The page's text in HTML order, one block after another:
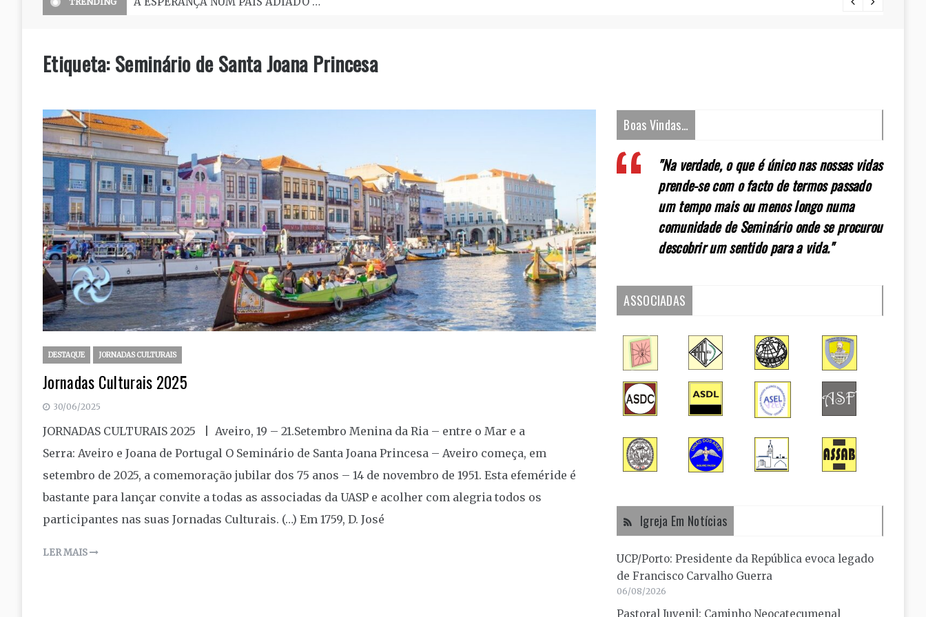
Etiqueta:Seminário de Santa Joana Princesa
DESTAQUE JORNADAS CULTURAIS
Jornadas Culturais 2025
30/06/2025
JORNADAS CULTURAIS 2025 | Aveiro, 19 – 21.Setembro Menina da Ria – entre o Mar e a
Serra: Aveiro e Joana de Portugal O Seminário de Santa Joana Princesa – Aveiro começa, em
setembro de 2025, a comemoração jubilar dos 75 anos – 14 de novembro de 1951. Esta efeméride é
bastante para lançar convite a todas as associadas da UASP e acolher com alegria todos os
participantes nas suas Jornadas Culturais. (…) Em 1759, D. José
LER MAIS
Boas Vindas…
"Na verdade, o que é único nas nossas vidas
prende-se com o facto de termos passado
um tempo mais ou menos longo numa
comunidade de Seminário onde se procurou
descobrir um sentido para a vida."
ASSOCIADAS
Igreja Em Notícias
UCP/Porto: Presidente da República evoca legado
de Francisco Carvalho Guerra
06/08/2026
Pastoral Juvenil: Caminho Neocatecumenal